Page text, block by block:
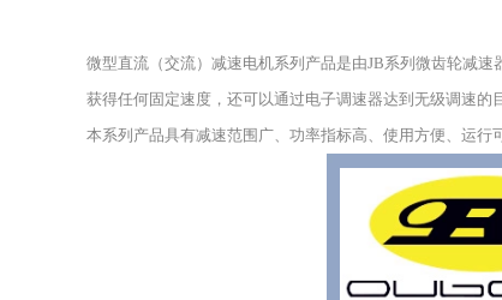
微型直流（交流）减速电机系列产品是由JB系列微齿轮减
获得任何固定速度，还可以通过电子调速器达到无级调速的
本系列产品具有减速范围广、功率指标高、使用方便、运